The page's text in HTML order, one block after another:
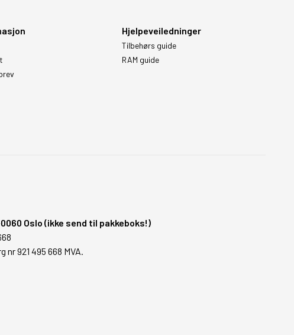
Hjelpeveiledninger
Tilbehørs guide
RAM guide
Oslo (ikke send til pakkeboks!)
nr 921 495 668 MVA.